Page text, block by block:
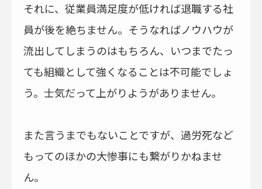
それに、従業員満足度が低ければ退職する社
員が後を絶ちません。そうなればノウハウが
流出してしまうのはもちろん、いつまでたっ
ても組織として強くなることは不可能でしょ
う。士気だって上がりようがありません。
また言うまでもないことですが、過労死など
もってのほかの大惨事にも繋がりかねませ
ん。